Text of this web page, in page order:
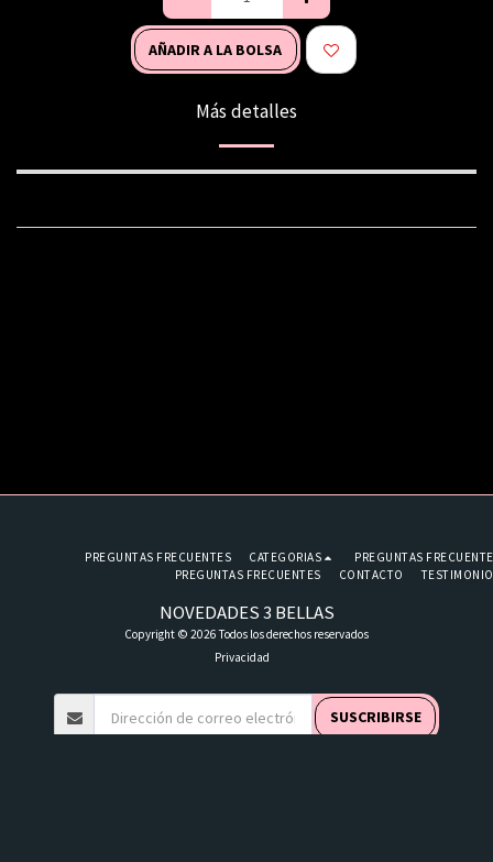
AÑADIR A LA BOLSA
Más detalles
NOVEDADES 3 BELLAS
Copyright © 2026 Todos los derechos reservados
Privacidad
PREGUNTAS FRECUENTES CATEGORIAS
PREGUNTAS
PREGUNTAS FRECUENTES
CONTACTO
SUSCRIBIRSE